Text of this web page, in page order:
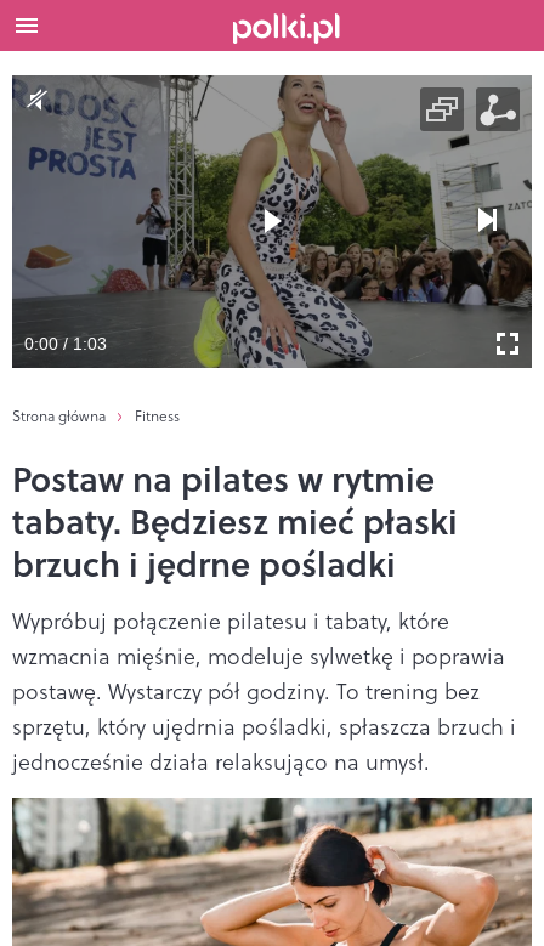
0:00 / 1:03
Strona główna Fitness
Postaw na pilates w rytmie
tabaty. Będziesz mieć płaski
brzuch i jędrne pośladki
Wypróbuj połączenie pilatesu i tabaty, które
wzmacnia mięśnie, modeluje sylwetkę i poprawia
postawę. Wystarczy pół godziny. To trening bez
sprzętu, który ujędrnia pośladki, spłaszcza brzuch i
jednocześnie działa relaksująco na umysł.